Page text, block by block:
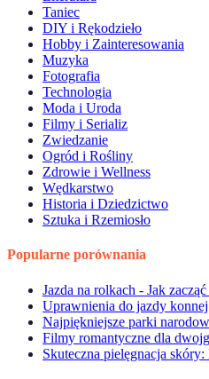
Taniec
DIY i Rękodzieło
Hobby i Zainteresowania
Muzyka
Fotografia
Technologia
Moda i Uroda
Filmy i Serializ
Zwiedzanie
Ogród i Rośliny
Zdrowie i Wellness
Wędkarstwo
Historia i Dziedzictwo
Sztuka i Rzemiosło
Popularne porównania
Jazda na rolkach - Jak
Uprawnienia do jazdy
Najpiękniejsze parki
Filmy romantyczne dla
Skuteczna pielęgnacja